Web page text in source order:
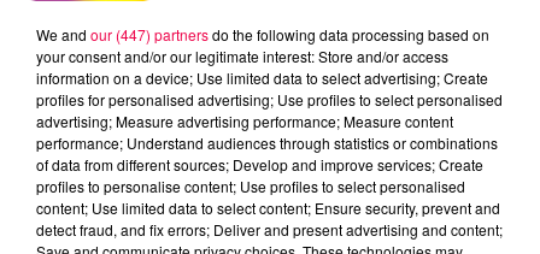
We and our (447) partnersdo the following data processing based on
your consent and/or our legitimate interest: Store and/or access
information on a device; Use limited data to select advertising; Create
profiles for personalised advertising; Use profiles to select personalised
advertising; Measure advertising performance; Measure content
performance; Understand audiences through statistics or combinations
of data from different sources; Develop and improve services; Create
profiles to personalise content; Use profiles to select personalised
content; Use limited data to select content; Ensure security, prevent and
detect fraud, and fix errors; Deliver and present advertising and content;